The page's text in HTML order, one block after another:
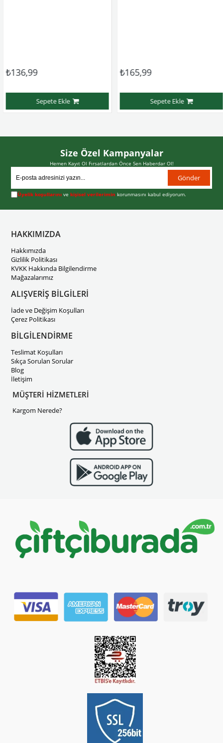
Sepete Ekle
₺165,99
Sepete Ekle
Size Özel Kampanyalar
Hemen Kayıt Ol Fırsatlardan Önce Sen Haberdar Ol!
Gönder
Üyelik koşullarını vekişisel verilerimin korunmasını kabul ediyorum.
HAKKIMIZDA
Hakkımızda
Gizlilik Politikası
KVKK Hakkında Bilgilendirme
Mağazalarımız
ALIŞVERİŞ BİLGİLERİ
İade ve Değişim Koşulları
Çerez Politikası
BİLGİLENDİRME
Teslimat Koşulları
Sıkça Sorulan Sorular
Blog
İletişim
MÜŞTERİ HİZMETLERİ
Kargom Nerede?